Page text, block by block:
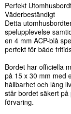
Perfekt
Väderbeständigt
Detta
spelupplevelse
en 4 mm ACP-blå
perfekt för både
Bordet har officiella
på 15 x 30 mm med
hållbarhet och lång
står bordet säkert
förvaring.